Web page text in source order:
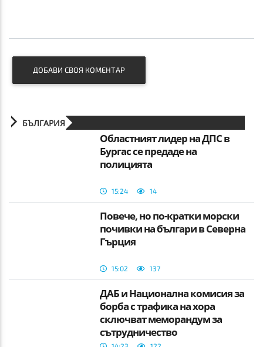
ДОБАВИ СВОЯ КОМЕНТАР
БЪЛГАРИЯ
Областният лидер на ДПС в
Бургас се предаде на
полицията
15:24 14
Повече, но по-кратки морски
почивки на българи в Северна
Гърция
15:02 137
ДАБ и Национална комисия за
борба с трафика на хора
сключват меморандум за
сътрудничество